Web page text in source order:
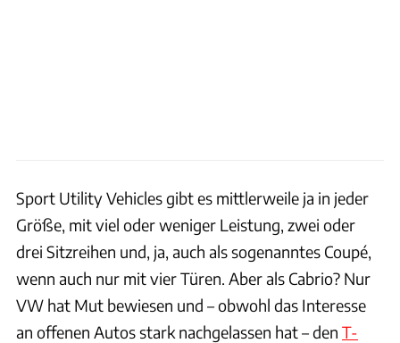
Sport Utility Vehicles gibt es mittlerweile ja in jeder
Größe, mit viel oder weniger Leistung, zwei oder
drei Sitzreihen und, ja, auch als sogenanntes Coupé,
wenn auch nur mit vier Türen. Aber als Cabrio? Nur
VW hat Mut bewiesen und – obwohl das Interesse
an offenen Autos stark nachgelassen hat – den T-